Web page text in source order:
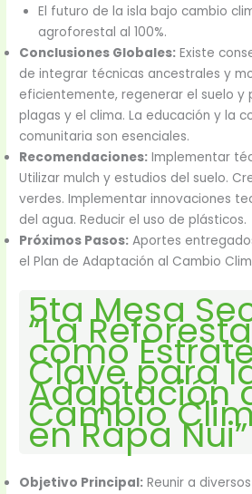
El futuro de la isla bajo cambio
agroforestal al 100%.
Conclusiones Globales: Existe
de integrar técnicas ancestrales y
eficientemente, regenerar el suelo y
plagas y el clima. La educación y la
comunitaria son esenciales.
Recomendaciones: Implementar
Utilizar mulch y estudios del suelo.
verdes. Implementar innovaciones
del agua. Reducir el uso de plásticos.
Próximos Pasos: Aportes
el Plan de Adaptación al Cambio
5ta Mesa
“La
como
Clave para
Adaptación
Cambio
en Rapa Nui”
Objetivo Principal: Reunir a